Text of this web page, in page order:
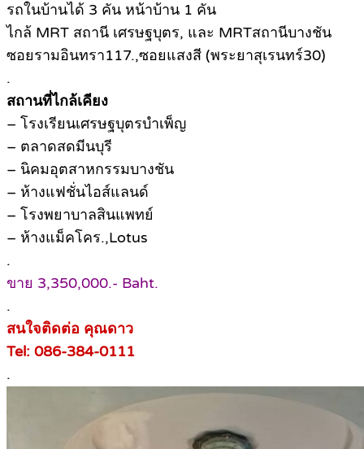
รถในบ้านได้ 3 คัน หน้าบ้าน 1 คัน
ไกล้ MRT สถานี เศรษฐบุตร, และ MRTสถานีบางชัน
ซอยรามอินทรา117.,ซอยแสงสี (พระยาสุเรนทร์30)
.
สถานที่ไกล้เคียง
– โรงเรียนเศรษฐบุตรบำเพ็ญ
– ตลาดสดมีนบุรี
– นิคมอุตสาหกรรมบางชัน
– ห้างแฟชั่นไอส์แลนด์
– โรงพยาบาลสินแพทย์
– ห้างแม็คโคร.,Lotus
.
ขาย 3,350,000.- Baht.
.
สนใจติดต่อ คุณดาว
Tel: 086-384-0111
.